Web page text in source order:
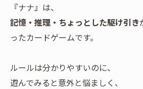
『ナナ』は、
記憶・推理・ちょっとした駆け引き
ったカードゲームです。
ルールは分かりやすいのに、
遊んでみると意外と悩ましく、